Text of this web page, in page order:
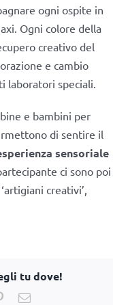
ogni ospite in
Ogni colore della
creativo del
e cambio
laboratori speciali.
e bambini per
di sentire il
sensoriale
ci sono poi
creativi’,
tu dove!
PinterestEmail